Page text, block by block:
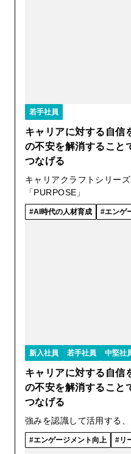
若手社員
キャリアに対する自信
の不安を解消すること
つなげる
キャリアクラフトシリー
「PURPOSE」
AI時代の人材育成 エンゲ
新入社員 若手社員 中堅社
キャリアに対する自信
の不安を解消すること
つなげる
強みを認識して活用する
エンゲージメント向上 リ